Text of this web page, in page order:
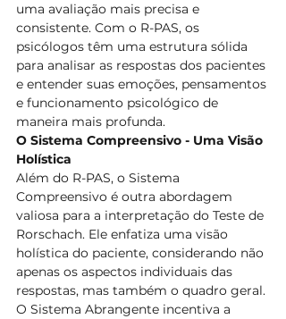
uma avaliação mais precisa e
consistente. Com o R-PAS, os
psicólogos têm uma estrutura sólida
para analisar as respostas dos pacientes
e entender suas emoções, pensamentos
e funcionamento psicológico de
maneira mais profunda.
O Sistema Compreensivo - Uma Visão
Holística
Além do R-PAS, o Sistema
Compreensivo é outra abordagem
valiosa para a interpretação do Teste de
Rorschach. Ele enfatiza uma visão
holística do paciente, considerando não
apenas os aspectos individuais das
respostas, mas também o quadro geral.
O Sistema Abrangente incentiva a